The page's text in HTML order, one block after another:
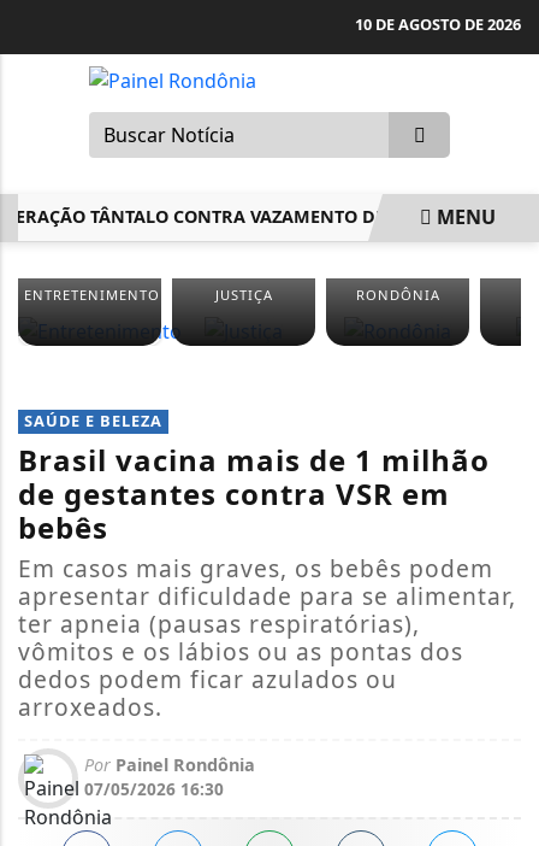
10 DE AGOSTO DE 2026
TÂNTALO CONTRA VAZAMENTO DE INFORMAÇÕES
MENU
ENTRETENIMENTO JUSTIÇA RONDÔNIA
SAÚDE E BELEZA
Brasil vacina mais de 1 milhão
de gestantes contra VSR em
bebês
Em casos mais graves, os bebês podem
apresentar dificuldade para se alimentar,
ter apneia (pausas respiratórias),
vômitos e os lábios ou as pontas dos
dedos podem ficar azulados ou
arroxeados.
Por Painel Rondônia
07/05/2026 16:30